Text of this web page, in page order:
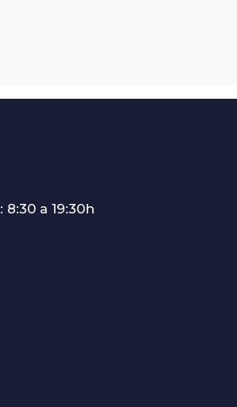
: 8:30 a 19:30h